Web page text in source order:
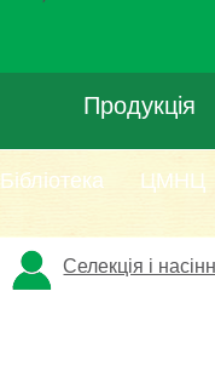
Продукція
Бібліотека ЦМНЦ
Селекція і